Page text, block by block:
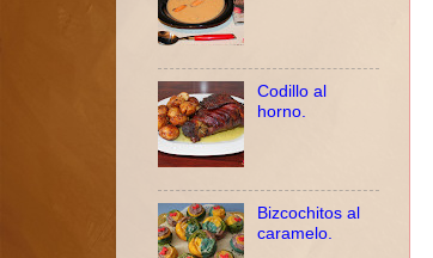
Codillo al
horno.
Bizcochitos al
caramelo.